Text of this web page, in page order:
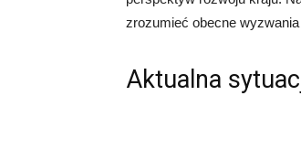
zrozumieć obecne
Aktualna